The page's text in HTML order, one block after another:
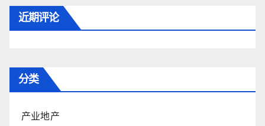
近期评论
分类
产业地产